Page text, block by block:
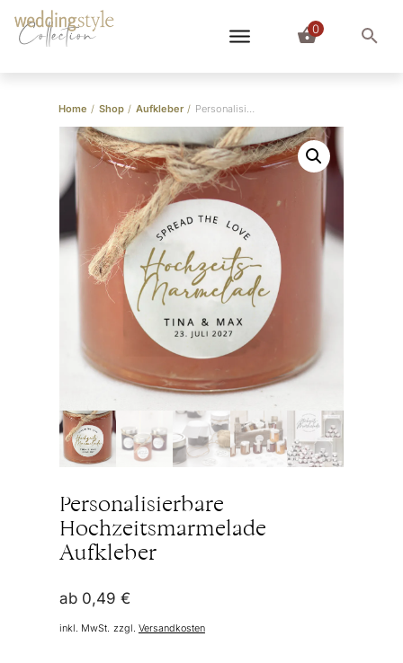
Collection 0
Home / Shop / Aufkleber / Personalisierbare Hochzeitsmarmelade Aufkleber
Personalisierbare
Hochzeitsmarmelade
Aufkleber
ab 0,49 €
inkl. MwSt. zzgl. Versandkosten